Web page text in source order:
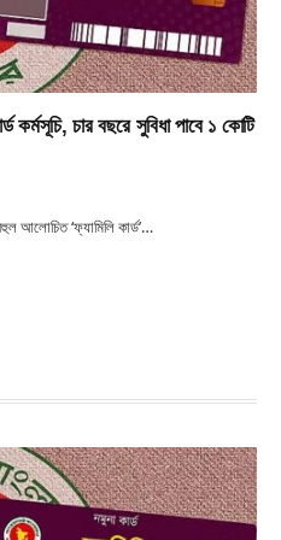
চার বছরে সুবিধা পাবে ১ কোটি
আলোচিত ‘ফ্যামিলি কার্ড’…